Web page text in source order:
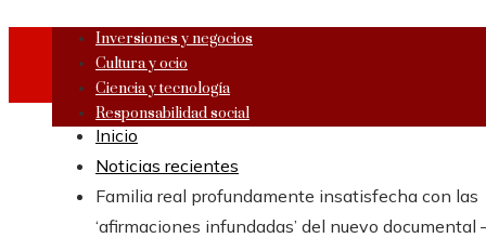
Inversiones y negocios
Cultura y ocio
Ciencia y tecnología
Responsabilidad social
Inicio
Noticias recientes
Familia real profundamente insatisfecha con las
‘afirmaciones infundadas’ del nuevo documental